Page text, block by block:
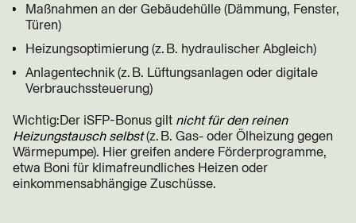
Maßnahmen an der Gebäudehülle (Dämmung, Fenster,
Türen)
Heizungsoptimierung (z. B. hydraulischer Abgleich)
Anlagentechnik (z. B. Lüftungsanlagen oder digitale
Verbrauchssteuerung)
Wichtig:Der iSFP-Bonus gilt nicht für den reinen
Heizungstausch selbst(z. B. Gas- oder Ölheizung gegen
Wärmepumpe). Hier greifen andere Förderprogramme,
etwa Boni für klimafreundliches Heizen oder
einkommensabhängige Zuschüsse.